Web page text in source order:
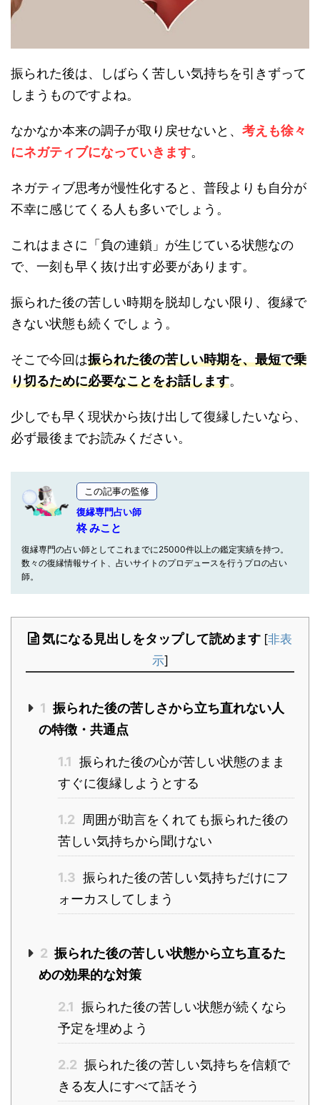
振られた後は、しばらく苦しい気持ちを引きずって
しまうものですよね。
なかなか本来の調子が取り戻せないと、 考えも徐々
にネガティブになっていきます。
ネガティブ思考が慢性化すると、普段よりも自分が
不幸に感じてくる人も多いでしょう。
これはまさに「負の連鎖」が生じている状態なの
で、一刻も早く抜け出す必要があります。
振られた後の苦しい時期を脱却しない限り、復縁で
きない状態も続くでしょう。
そこで今回は振られた後の苦しい時期を、最短で乗
り切るために必要なことをお話します。
少しでも早く現状から抜け出して復縁したいなら、
必ず最後までお読みください。
この記事の監修
復縁専門占い師
柊 みこと
復縁専門の占い師としてこれまでに25000件以上の鑑定実績を持つ。
数々の復縁情報サイト、占いサイトのプロデュースを行うプロの占い
師。
気になる見出しをタップして読めます [非表
示]
1 振られた後の苦しさから立ち直れない人
の特徴・共通点
1.1 振られた後の心が苦しい状態のまま
すぐに復縁しようとする
1.2
周囲が助言をくれても振られた後の
苦しい気持ちから聞けない
1.3 振られた後の苦しい気持ちだけにフ
ォーカスしてしまう
2 振られた後の苦しい状態から立ち直るた
めの効果的な対策
2.1 振られた後の苦しい状態が続くなら
予定を埋めよう
2.2 振られた後の苦しい気持ちを信頼で
きる友人にすべて話そう